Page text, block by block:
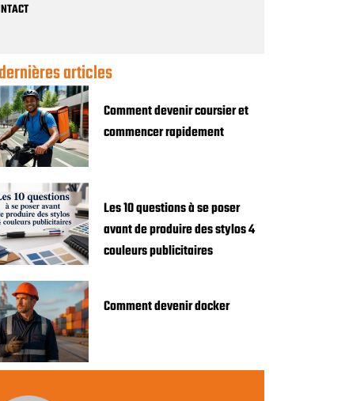
articles
Comment devenir coursier et
commencer rapidement
Les 10 questions à se poser
avant de produire des stylos 4
couleurs publicitaires
Comment devenir docker